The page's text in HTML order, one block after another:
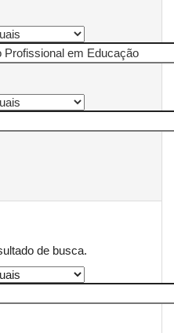
de busca.